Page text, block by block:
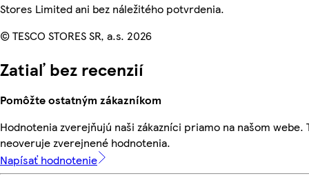
Stores Limited ani bez náležitého potvrdenia.
© TESCO STORES SR, a.s. 2026
Zatiaľ bez recenzií
Pomôžte ostatným zákazníkom
Hodnotenia zverejňujú naši zákazníci priamo na našom webe.
neoveruje zverejnené hodnotenia.
Napísať hodnotenie